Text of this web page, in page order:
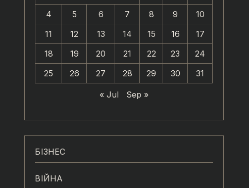
4
5 6 7 8 9
10
11
12 13 14 15 16
17
18
19 20 21 22 23
24
25
26 27 28 29 30 31
« Jul Sep »
БІЗНЕС
ВІЙНА